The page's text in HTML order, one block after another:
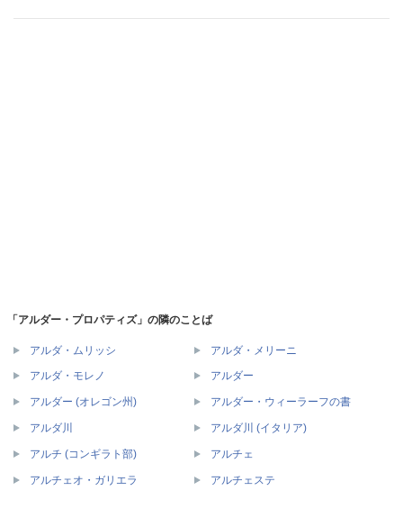
「アルダー・プロパティズ」の隣のことば
アルダ・ムリッシ アルダ・メリーニ
アルダ・モレノ アルダー
アルダー (オレゴン州) アルダー・ウィーラーフの書
アルダ川 アルダ川 (イタリア)
アルチ (コンギラト部) アルチェ
アルチェオ・ガリエラ アルチェステ